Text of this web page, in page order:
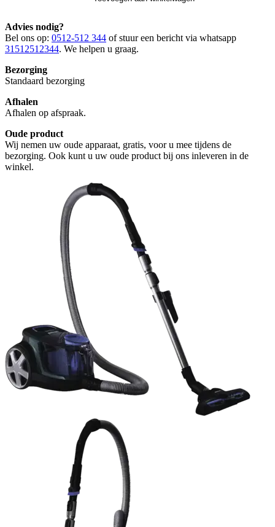
Advies nodig?
Bel ons op: 0512-512 344 of stuur een bericht via whatsapp
31512512344. We helpen u graag.
Bezorging
Standaard bezorging
Afhalen
Afhalen op afspraak.
Oude product
Wij nemen uw oude apparaat, gratis, voor u mee tijdens de
bezorging. Ook kunt u uw oude product bij ons inleveren in de
winkel.